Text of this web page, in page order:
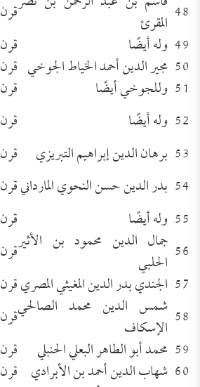
48 المقرئ قرن 8
49 وله أيضًا قرن 8
50 مجير الدين أحمد الخياط الجوخي قرن 8
51 وللجوخي أيضًا قرن 8
52 وله أيضًا قرن 8
53 برهان الدين إبراهيم التبريزي قرن 8
54 بدر الدين حسن النحوي الماردانيقرن 8
55 وله أيضًا قرن 8
56 جمال الدين محمود بن الأثير
الحلبي قرن 8
57 الجندي بدر الدين المغيثي المصريقرن 8
58 شمس الدين محمد الصالحي
الإسكاف قرن 8
59 محمد أبو الطاهر البعلي الحنبلي قرن 8
60 شهاب الدين أحمد بن الأبرادي قرن 8